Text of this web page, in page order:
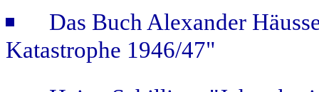
Das Buch Alexander
Katastrophe 1946/47"